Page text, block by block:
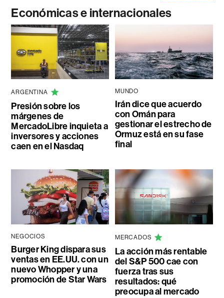
Económicas e internacionales
ARGENTINA
Presión sobre los
márgenes de
MercadoLibre inquieta a
inversores y acciones
caen en el Nasdaq
MUNDO
Irán dice que acuerdo
con Omán para
gestionar el estrecho de
Ormuz está en su fase
final
NEGOCIOS
Burger King dispara sus
ventas en EE.UU. con un
nuevo Whopper y una
promoción de Star Wars
MERCADOS
La acción más rentable
del S&P 500 cae con
fuerza tras sus
resultados: qué
preocupa al mercado